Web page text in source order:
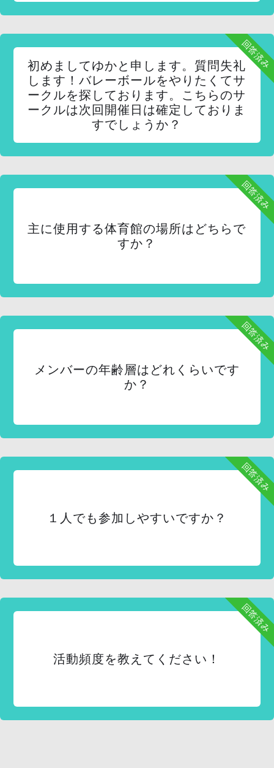
回答済み
初めましてゆかと申します。質問失礼
します！バレーボールをやりたくてサ
ークルを探しております。こちらのサ
ークルは次回開催日は確定しておりま
すでしょうか？
回答済み
主に使用する体育館の場所はどちらで
すか？
回答済み
メンバーの年齢層はどれくらいです
か？
回答済み
１人でも参加しやすいですか？
回答済み
活動頻度を教えてください！